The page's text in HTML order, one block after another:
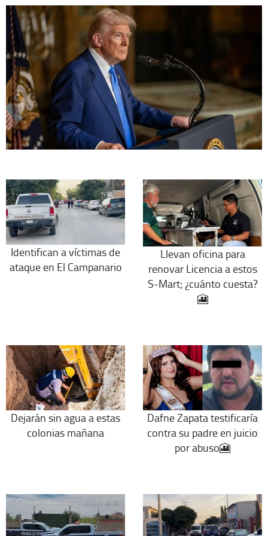
Identifican a víctimas de
ataque en El Campanario
Llevan oficina para
renovar Licencia a estos
S-Mart; ¿cuánto cuesta?
🎦
Dejarán sin agua a estas
colonias mañana
Dafne Zapata testificaría
contra su padre en juicio
por abuso🎦